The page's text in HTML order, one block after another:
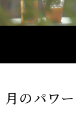
月のパワ